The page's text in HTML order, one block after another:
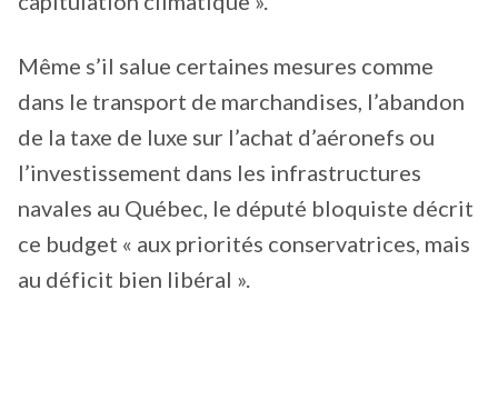
Même s’il salue certaines mesures comme
dans le transport de marchandises, l’abandon
de la taxe de luxe sur l’achat d’aéronefs ou
l’investissement dans les infrastructures
navales au Québec, le député bloquiste décrit
ce budget « aux priorités conservatrices, mais
au déficit bien libéral ».